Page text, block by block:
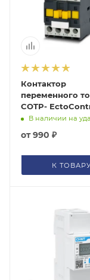
Контактор
переменного
COTP-
В наличии на
от990 ₽
К
помогут с
ЗАКАЗАТЬ